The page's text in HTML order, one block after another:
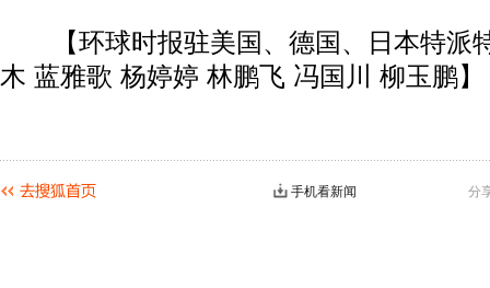
【环球时报驻美国、德国、日本特派
木 蓝雅歌 杨婷婷 林鹏飞 冯国川 柳玉鹏】
分
手机看新闻